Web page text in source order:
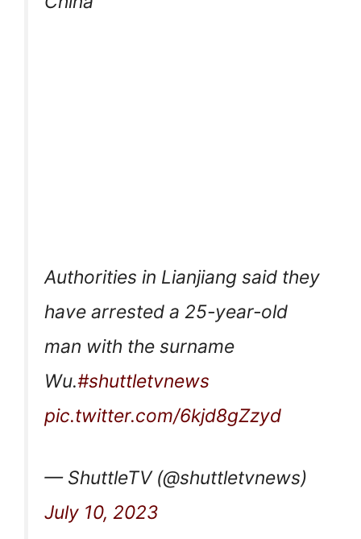
Authorities in Lianjiang said they
have arrested a 25-year-old
man with the surname
Wu.#shuttletvnews
pic.twitter.com/6kjd8gZzyd
— ShuttleTV (@shuttletvnews)
July 10, 2023